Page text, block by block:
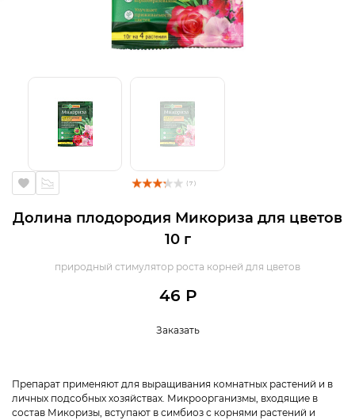
( 7 )
Долина плодородия Микориза для цветов
10 г
природный стимулятор роста корней для цветов
46 Р
Заказать
Препарат применяют для выращивания комнатных растений и в
личных подсобных хозяйствах. Микроорганизмы, входящие в
состав Микоризы, вступают в симбиоз с корнями растений и